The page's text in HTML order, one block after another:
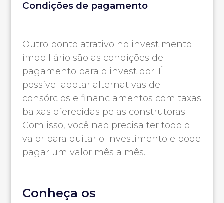
Condições de pagamento
Outro ponto atrativo no investimento
imobiliário são as condições de
pagamento para o investidor. É
possível adotar alternativas de
consórcios e financiamentos com taxas
baixas oferecidas pelas construtoras.
Com isso, você não precisa ter todo o
valor para quitar o investimento e pode
pagar um valor mês a mês.
Conheça os